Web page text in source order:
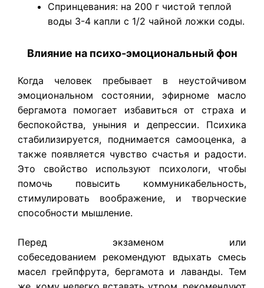
Спринцевания: на 200 г чистой теплой
воды 3-4 капли с 1/2 чайной ложки соды.
Влияние на психо-эмоциональный фон
Когда человек пребывает в неустойчивом
эмоциональном состоянии, эфирноме масло
бергамота помогает избавиться от страха и
беспокойства, уныния и депрессии. Психика
стабилизируется, поднимается самооценка, а
также появляется чувство счастья и радости.
Это свойство используют психологи, чтобы
помочь повысить коммуникабельность,
стимулировать воображение, и творческие
способности мышление.
Перед экзаменом или
собеседованием рекомендуют вдыхать смесь
масел грейпфрута, бергамота и лаванды. Тем